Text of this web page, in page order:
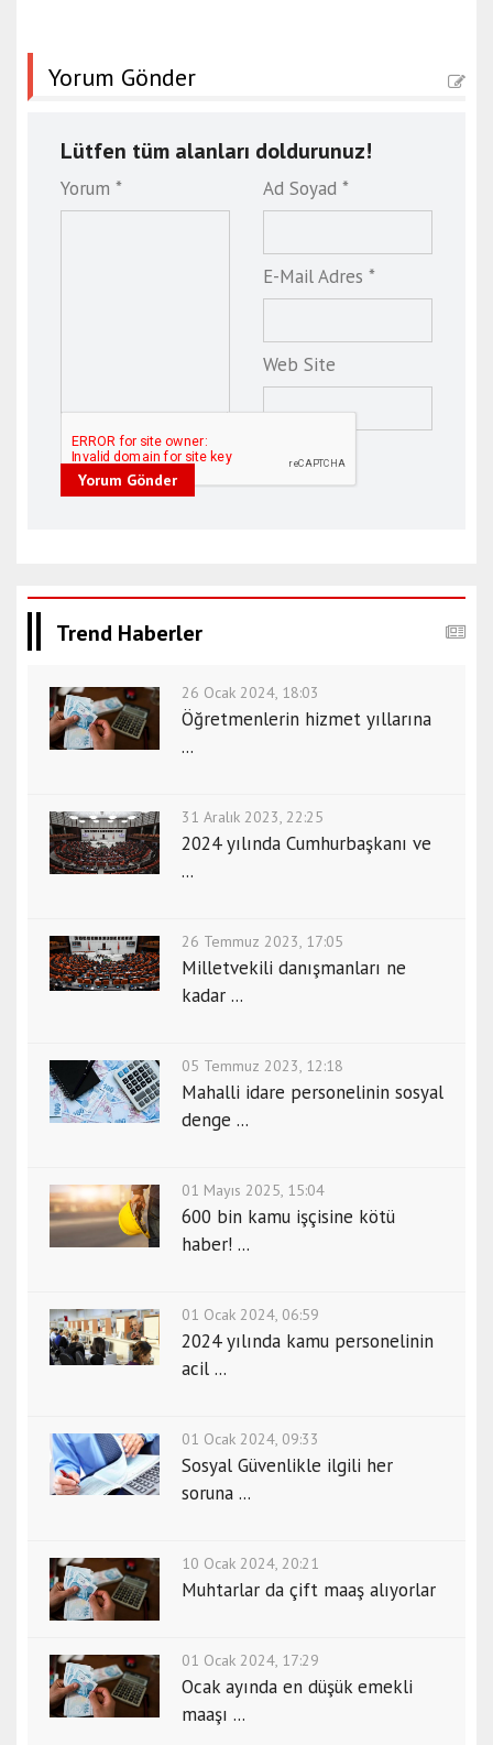
Yorum Gönder
Lütfen tüm alanları doldurunuz!
Yorum * Ad Soyad *
E-Mail Adres *
Web Site
Yorum Gönder
Trend Haberler
26 Ocak 2024, 18:03
Öğretmenlerin hizmet yıllarına
...
31 Aralık 2023, 22:25
2024 yılında Cumhurbaşkanı ve
...
26 Temmuz 2023, 17:05
Milletvekili danışmanları ne
kadar ...
05 Temmuz 2023, 12:18
Mahalli idare personelinin sosyal
denge ...
01 Mayıs 2025, 15:04
600 bin kamu işçisine kötü
haber! ...
01 Ocak 2024, 06:59
2024 yılında kamu personelinin
acil ...
01 Ocak 2024, 09:33
Sosyal Güvenlikle ilgili her
soruna ...
10 Ocak 2024, 20:21
Muhtarlar da çift maaş alıyorlar
01 Ocak 2024, 17:29
Ocak ayında en düşük emekli
maaşı ...